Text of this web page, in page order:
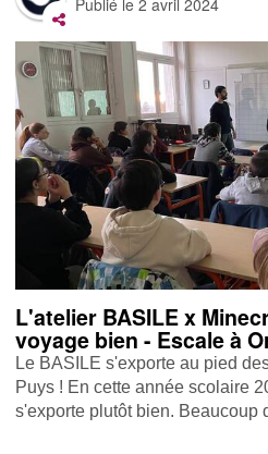
Publié le2 avril 2024
L'atelier BASILE x
voyage bien - Escale à
Le BASILE s'exporte au pied
Puys ! En cette année scolaire
s'exporte plutôt bien. Beaucoup